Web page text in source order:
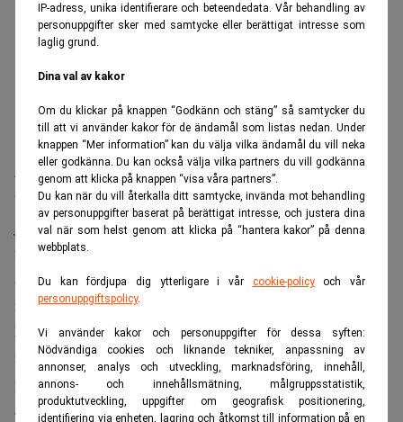
IP-adress, unika identifierare och beteendedata. Vår behandling av
personuppgifter sker med samtycke eller berättigat intresse som
laglig grund.
Dina val av kakor
Om du klickar på knappen “Godkänn och stäng” så samtycker du
till att vi använder kakor för de ändamål som listas nedan. Under
knappen “Mer information” kan du välja vilka ändamål du vill neka
eller godkänna. Du kan också välja vilka partners du vill godkänna
genom att klicka på knappen “visa våra partners”.
Du kan när du vill återkalla ditt samtycke, invända mot behandling
av personuppgifter baserat på berättigat intresse, och justera dina
val när som helst genom att klicka på “hantera kakor” på denna
webbplats.
Du kan fördjupa dig ytterligare i vår cookie-policyoch vår
personuppgiftspolicy.
Vi använder kakor och personuppgifter för dessa syften:
Nödvändiga cookies och liknande tekniker, anpassning av
annonser, analys och utveckling, marknadsföring, innehåll,
annons- och innehållsmätning, målgruppsstatistik,
produktutveckling, uppgifter om geografisk positionering,
identifiering via enheten, lagring och åtkomst till information på en
– Dels har jag en bred palett av erfarenhet eftersom jag
började min karriär i finansbranschen och sedan har jag
jobbat 15 år i fastighetsbranschen i många olika typer av
fastigheter, både i onoterad och noterad miljö, i brittisk-
amerikansk riskkapitalfonder och på svenska banker och
med obligationsmarknaden och institionella placerare. Jag
har jobbat mycket med förvärv, transaktion och
förvaltning av fastigheter. Jag förstår den underliggande
produkten och jag förstår den massan som vi lånar ut till.
Jag är väldigt bekant med de faser som låntagaren går